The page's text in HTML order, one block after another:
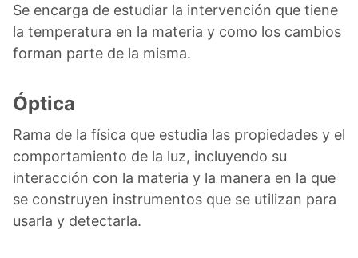
Se encarga de estudiar la intervención que tiene
la temperatura en la materia y como los cambios
forman parte de la misma.
Óptica
Rama de la física que estudia las propiedades y el
comportamiento de la luz, incluyendo su
interacción con la materia y la manera en la que
se construyen instrumentos que se utilizan para
usarla y detectarla.